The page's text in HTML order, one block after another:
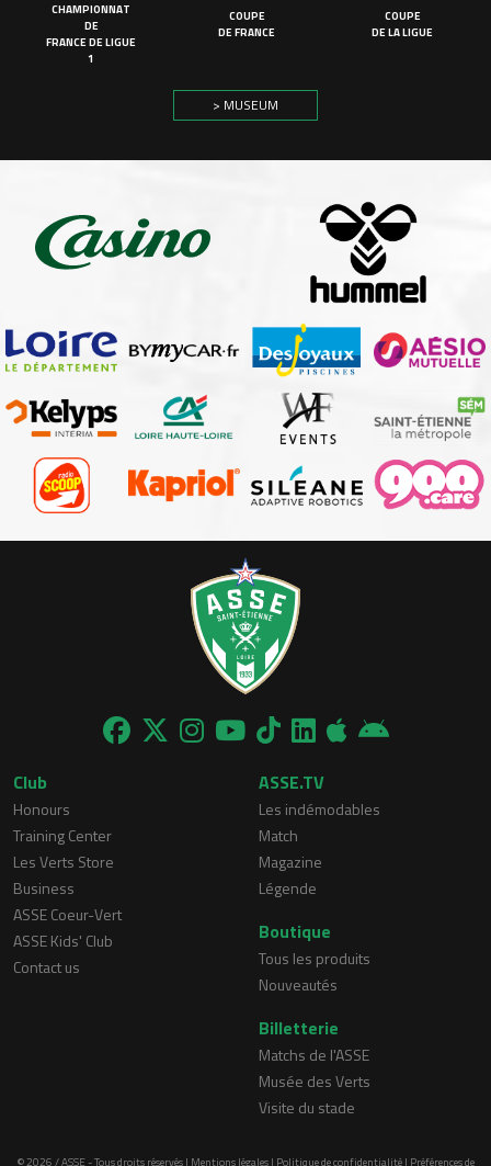
CHAMPIONNAT
DE
FRANCE DE LIGUE
1
COUPE
DE FRANCE
COUPE
DE LA LIGUE
> MUSEUM
Club
Honours
Training Center
Les Verts Store
Business
ASSE Coeur-Vert
ASSE Kids' Club
Contact us
ASSE.TV
Les indémodables
Match
Magazine
Légende
Boutique
Tous les produits
Nouveautés
Billetterie
Matchs de l'ASSE
Musée des Verts
Visite du stade
© 2026 / ASSE - Tous droits réservés | Mentions légales| Politique de confidentialité| Préférences de